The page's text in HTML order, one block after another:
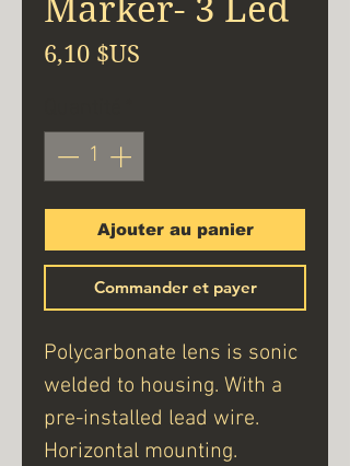
Marker- 3 Led
6,10 $US
Ajouter au panier
Commander et payer
Polycarbonate lens is sonic
welded to housing. With a
pre-installed lead wire.
Horizontal mounting.